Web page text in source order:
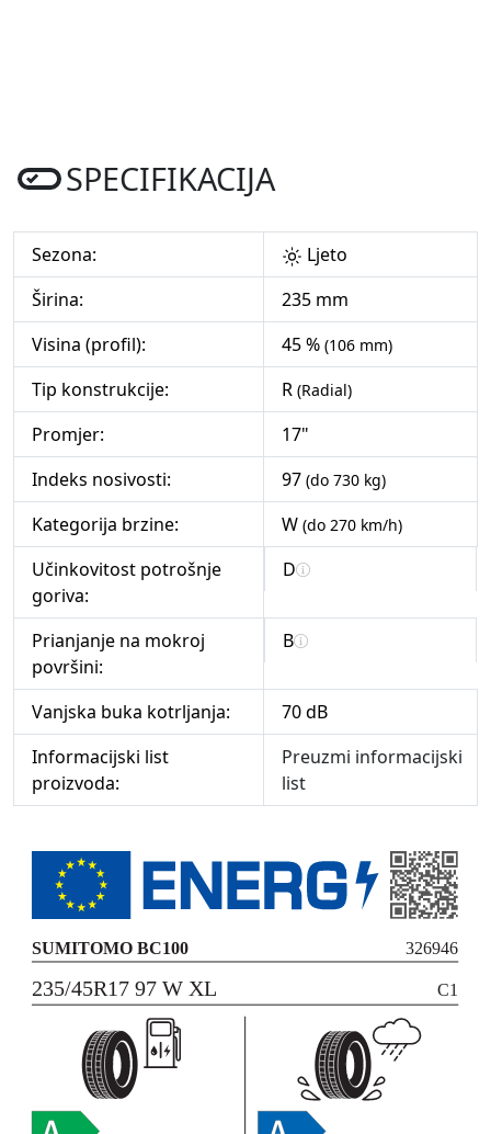
SPECIFIKACIJA
Sezona:
Ljeto
Širina:
235 mm
Visina (profil):
45 % (106 mm)
Tip konstrukcije: R (Radial)
Promjer:
17"
Indeks nosivosti:
97 (do 730 kg)
Kategorija brzine: W (do 270 km/h)
Učinkovitost potrošnje
goriva:
D
Prianjanje na mokroj
površini:
B
Vanjska buka kotrljanja:
70 dB
Informacijski list
proizvoda:
Preuzmi informacijski
list